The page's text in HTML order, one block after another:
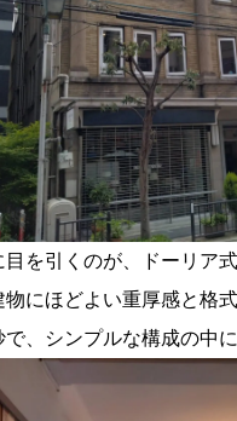
目を引くのが、ドーリア
物にほどよい重厚感と格
で、シンプルな構成の中